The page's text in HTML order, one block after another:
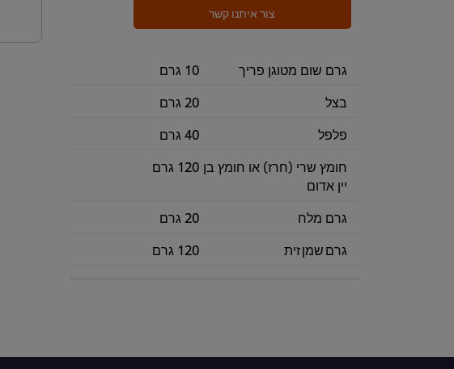
צור איתנו קשר
גרם שום מטוגן פריך
10 גרם
בצל
20 גרם
פלפל
40 גרם
חומץ שרי (חרז) או חומץ בן
יין אדום
120 גרם
גרם מלח
20 גרם
גרם שמן זית
120 גרם